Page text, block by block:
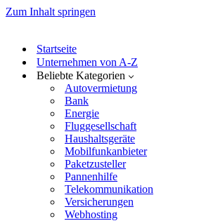
Zum Inhalt springen
Startseite
Unternehmen von A-Z
Beliebte Kategorien
Autovermietung
Bank
Energie
Fluggesellschaft
Haushaltsgeräte
Mobilfunkanbieter
Paketzusteller
Pannenhilfe
Telekommunikation
Versicherungen
Webhosting